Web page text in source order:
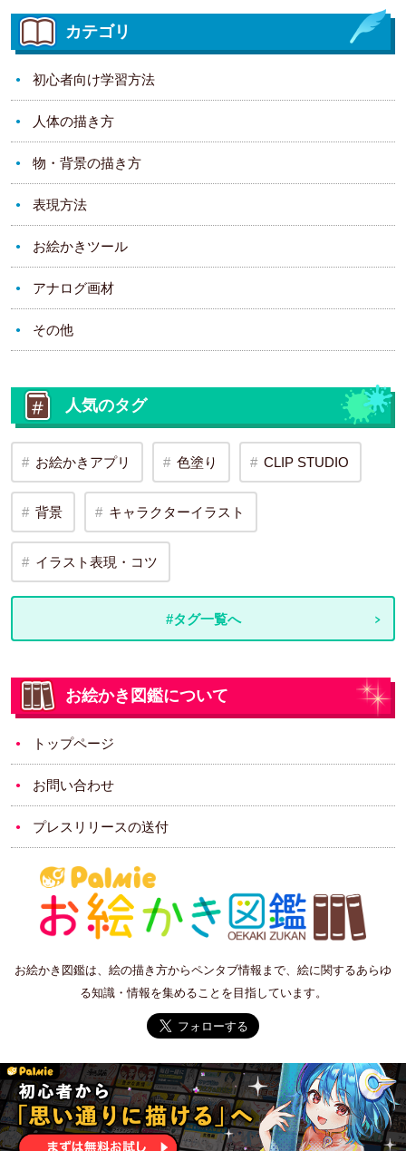
カテゴリ
初心者向け学習方法
人体の描き方
物・背景の描き方
表現方法
お絵かきツール
アナログ画材
その他
人気のタグ
お絵かきアプリ 色塗り CLIP STUDIO
背景 キャラクターイラスト
イラスト表現・コツ
#タグ一覧へ
お絵かき図鑑について
トップページ
お問い合わせ
プレスリリースの送付
お絵かき図鑑は、絵の描き方からペンタブ情報まで、絵に関するあらゆ
る知識・情報を集めることを目指しています。